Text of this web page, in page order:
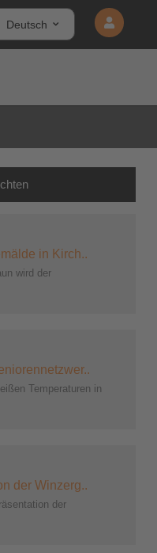
Deutsch
in Kirch..
wird der
Temperaturen in
der Winzerg..
der